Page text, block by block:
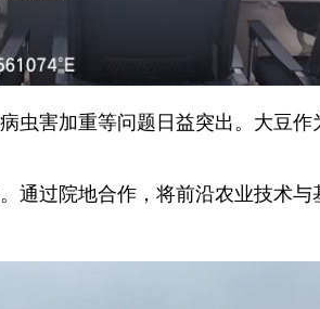
虫害加重等问题日益突出。大豆
通过院地合作，将前沿农业技术